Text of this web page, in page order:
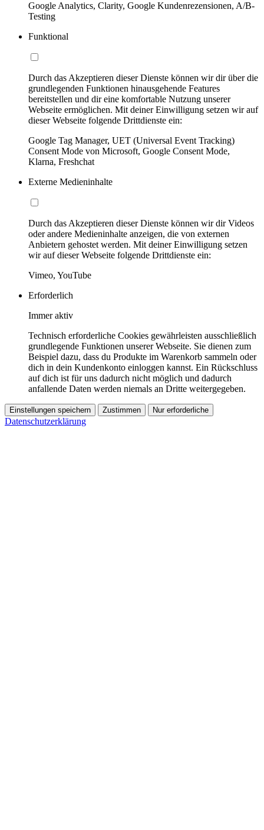
Google Analytics, Clarity, Google Kundenrezensionen, A/B-
Testing
Funktional
Durch das Akzeptieren dieser Dienste können wir dir über die
grundlegenden Funktionen hinausgehende Features
bereitstellen und dir eine komfortable Nutzung unserer
Webseite ermöglichen. Mit deiner Einwilligung setzen wir auf
dieser Webseite folgende Drittdienste ein:
Google Tag Manager, UET (Universal Event Tracking)
Consent Mode von Microsoft, Google Consent Mode,
Klarna, Freshchat
Externe Medieninhalte
Durch das Akzeptieren dieser Dienste können wir dir Videos
oder andere Medieninhalte anzeigen, die von externen
Anbietern gehostet werden. Mit deiner Einwilligung setzen
wir auf dieser Webseite folgende Drittdienste ein:
Vimeo, YouTube
Erforderlich
Immer aktiv
Technisch erforderliche Cookies gewährleisten ausschließlich
grundlegende Funktionen unserer Webseite. Sie dienen zum
Beispiel dazu, dass du Produkte im Warenkorb sammeln oder
dich in dein Kundenkonto einloggen kannst. Ein Rückschluss
auf dich ist für uns dadurch nicht möglich und dadurch
anfallende Daten werden niemals an Dritte weitergegeben.
Einstellungen speichern Zustimmen Nur erforderliche
Datenschutzerklärung